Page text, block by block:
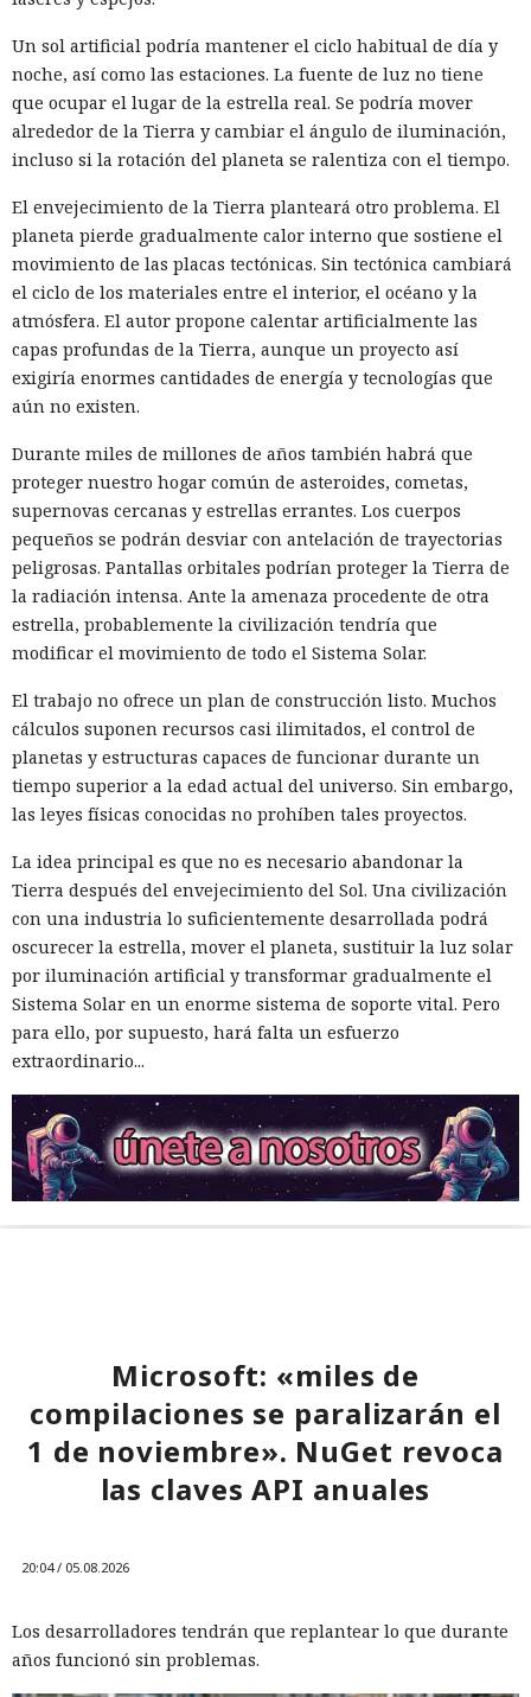
Un sol artificial podría mantener el ciclo habitual de día y
noche, así como las estaciones. La fuente de luz no tiene
que ocupar el lugar de la estrella real. Se podría mover
alrededor de la Tierra y cambiar el ángulo de iluminación,
incluso si la rotación del planeta se ralentiza con el tiempo.
El envejecimiento de la Tierra planteará otro problema. El
planeta pierde gradualmente calor interno que sostiene el
movimiento de las placas tectónicas. Sin tectónica cambiará
el ciclo de los materiales entre el interior, el océano y la
atmósfera. El autor propone calentar artificialmente las
capas profundas de la Tierra, aunque un proyecto así
exigiría enormes cantidades de energía y tecnologías que
aún no existen.
Durante miles de millones de años también habrá que
proteger nuestro hogar común de asteroides, cometas,
supernovas cercanas y estrellas errantes. Los cuerpos
pequeños se podrán desviar con antelación de trayectorias
peligrosas. Pantallas orbitales podrían proteger la Tierra de
la radiación intensa. Ante la amenaza procedente de otra
estrella, probablemente la civilización tendría que
modificar el movimiento de todo el Sistema Solar.
El trabajo no ofrece un plan de construcción listo. Muchos
cálculos suponen recursos casi ilimitados, el control de
planetas y estructuras capaces de funcionar durante un
tiempo superior a la edad actual del universo. Sin embargo,
las leyes físicas conocidas no prohíben tales proyectos.
La idea principal es que no es necesario abandonar la
Tierra después del envejecimiento del Sol. Una civilización
con una industria lo suficientemente desarrollada podrá
oscurecer la estrella, mover el planeta, sustituir la luz solar
por iluminación artificial y transformar gradualmente el
Sistema Solar en un enorme sistema de soporte vital. Pero
para ello, por supuesto, hará falta un esfuerzo
extraordinario...
Microsoft: «miles de
compilaciones se paralizarán el
1 de noviembre». NuGet revoca
las claves API anuales
20:04 / 05.08.2026
Los desarrolladores tendrán que replantear lo que durante
años funcionó sin problemas.